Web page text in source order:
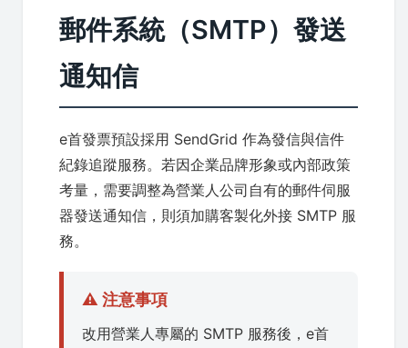
郵件系統（SMTP）發送
通知信
e首發票預設採用 SendGrid 作為發信與信件
紀錄追蹤服務。若因企業品牌形象或內部政策
考量，需要調整為營業人公司自有的郵件伺服
器發送通知信，則須加購客製化外接 SMTP 服
務。
⚠️ 注意事項
改用營業人專屬的 SMTP 服務後，e首